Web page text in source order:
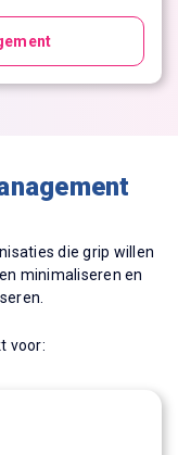
die grip willen
minimaliseren en
voor: